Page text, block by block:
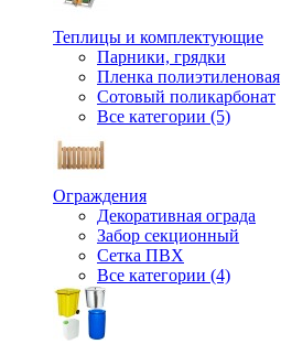
Теплицы и комплектующие
Парники, грядки
Пленка полиэтиленовая
Сотовый поликарбонат
Все категории (5)
Ограждения
Декоративная ограда
Забор секционный
Сетка ПВХ
Все категории (4)